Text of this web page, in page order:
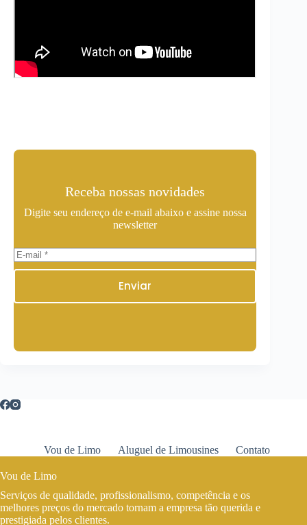
Receba nossas novidades
Digite seu endereço de e-mail abaixo e assine nossa
newsletter
Enviar
Vou de Limo Aluguel de Limousines Contato
Vou de Limo
Serviços de qualidade, profissionalismo, competência e os
melhores preços do mercado tornam a empresa tão querida e
prestigiada pelos clientes.